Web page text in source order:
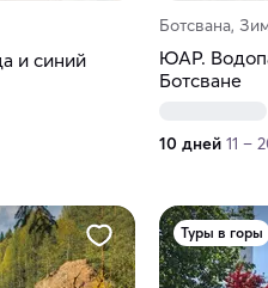
и синий
Ботсвана,
ЮАР.
Ботсване
10 дней 11 –
Туры в горы